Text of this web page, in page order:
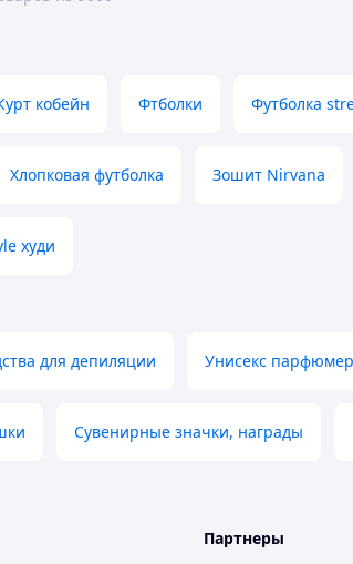
кобейн Фтболки Футболка
Хлопковая футболка Зошит Nirvana
худи
для депиляции Унисекс
Сувенирные значки, награды
Партнеры